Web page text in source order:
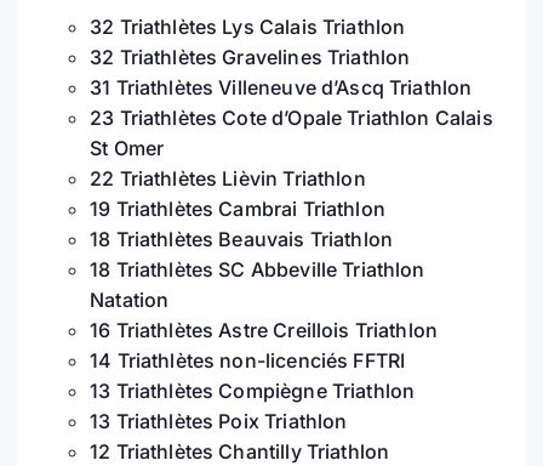
32 Triathlètes Lys Calais Triathlon
32 Triathlètes Gravelines Triathlon
31 Triathlètes Villeneuve d’Ascq Triathlon
23 Triathlètes Cote d’Opale Triathlon Calais
St Omer
22 Triathlètes Lièvin Triathlon
19 Triathlètes Cambrai Triathlon
18 Triathlètes Beauvais Triathlon
18 Triathlètes SC Abbeville Triathlon
Natation
16 Triathlètes Astre Creillois Triathlon
14 Triathlètes non-licenciés FFTRI
13 Triathlètes Compiègne Triathlon
13 Triathlètes Poix Triathlon
12 Triathlètes Chantilly Triathlon